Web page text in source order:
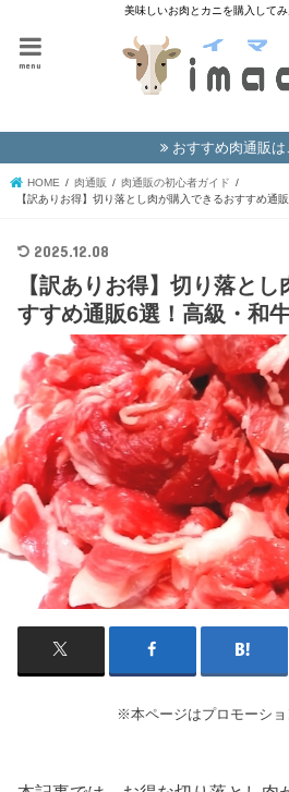
美味しいお肉とカニを購入してみ
menu
おすすめ肉通販は
HOME 肉通販
肉通販の初心者ガイド
【訳ありお得】切り落とし肉が購入できるおすすめ通
2025.12.08
【訳ありお得】切り落と
すすめ通販6選！高級・和
※本ページはプロモーシ